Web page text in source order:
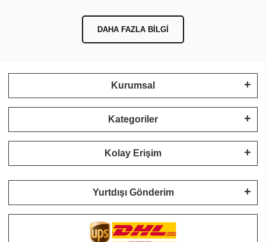
DAHA FAZLA BILGI
Kurumsal
Kategoriler
Kolay Erişim
Yurtdışı Gönderim